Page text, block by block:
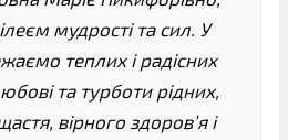
мудрості та сил. У
теплих і радісних
та турботи рідних,
вірного здоров’я і